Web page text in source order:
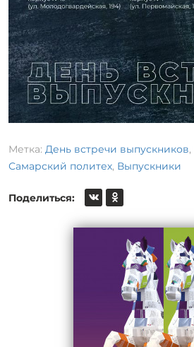
Метка: День встречи выпускников,
Самарский политех, Выпускники
Поделиться: